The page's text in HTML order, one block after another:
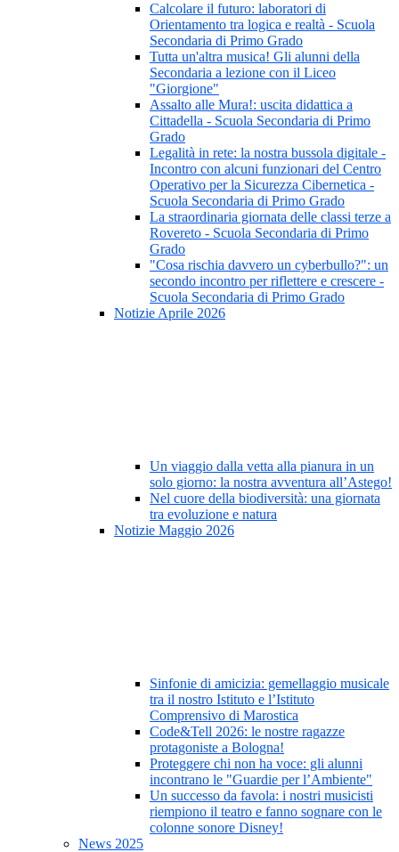
Calcolare il futuro: laboratori di
Orientamento tra logica e realtà - Scuola
Secondaria di Primo Grado
Tutta un'altra musica! Gli alunni della
Secondaria a lezione con il Liceo
"Giorgione"
Assalto alle Mura!: uscita didattica a
Cittadella - Scuola Secondaria di Primo
Grado
Legalità in rete: la nostra bussola digitale -
Incontro con alcuni funzionari del Centro
Operativo per la Sicurezza Cibernetica -
Scuola Secondaria di Primo Grado
La straordinaria giornata delle classi terze a
Rovereto - Scuola Secondaria di Primo
Grado
"Cosa rischia davvero un cyberbullo?": un
secondo incontro per riflettere e crescere -
Scuola Secondaria di Primo Grado
Notizie Aprile 2026
Un viaggio dalla vetta alla pianura in un
solo giorno: la nostra avventura all’Astego!
Nel cuore della biodiversità: una giornata
tra evoluzione e natura
Notizie Maggio 2026
Sinfonie di amicizia: gemellaggio musicale
tra il nostro Istituto e l’Istituto
Comprensivo di Marostica
Code&Tell 2026: le nostre ragazze
protagoniste a Bologna!
Proteggere chi non ha voce: gli alunni
incontrano le "Guardie per l’Ambiente"
Un successo da favola: i nostri musicisti
riempiono il teatro e fanno sognare con le
colonne sonore Disney!
News 2025